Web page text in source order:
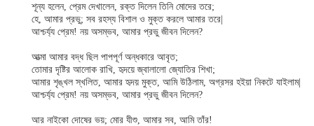
শূন্য হলেন, প্রেম দেখালেন, রক্ত দিলেন তিনি মোদের তরে;
হে, আমার প্রভু; সব রহস্য বিশাল ও মুক্ত করলে আমার তরে|
আশ্চর্য্য প্রেম! নয় অসম্ভব, আমার প্রভু জীবন দিলেন?
আত্মা আমার বদ্ধ ছিল পাপপূর্ণ অন্ধকারে আবৃত;
তোমার দৃষ্টির আলোক রাখি, হৃদয়ে জ্বালালো জ্যোতির শিখা;
আমার শৃঙ্খল স্খলিত, আমার হৃদয় মুক্ত, আমি উঠিলাম, অগ্রসর হইয়া নিকটে যাইলাম|
আশ্চর্য্য প্রেম! নয় অসম্ভব, আমার প্রভু জীবন দিলেন?
আর নাইকো দোষের ভয়; মোর যীশু, আমার সব, আমি তাঁর!